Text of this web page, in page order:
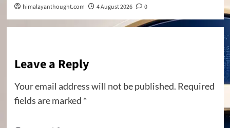
himalayanthought.com 4 August 2026 0
Leave a Reply
Your email address will not be published. Required
fields are marked *